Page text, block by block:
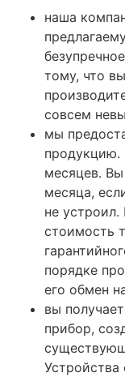
наша
тому, что
совсем
мы
продукцию.
месяцев.
месяца,
не
стоимость
порядке
его обмен
вы
прибор,